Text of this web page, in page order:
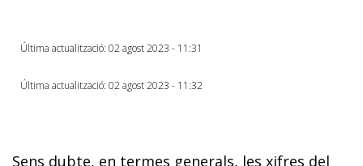
Última actualització: 02 agost 2023 - 11:31
Última actualització: 02 agost 2023 - 11:32
Sens dubte, en termes generals, les xifres del